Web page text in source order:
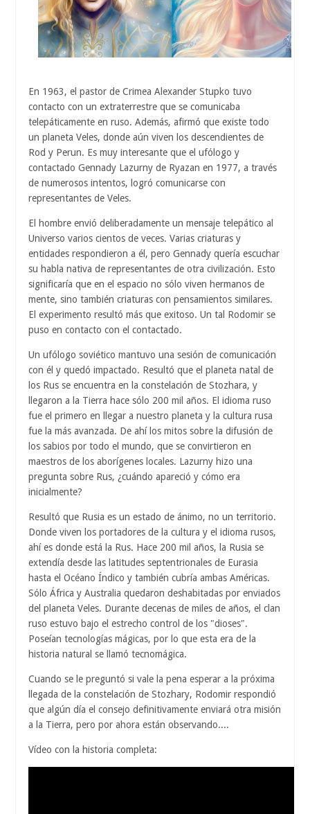
En 1963, el pastor de Crimea Alexander Stupko tuvo
contacto con un extraterrestre que se comunicaba
telepáticamente en ruso. Además, afirmó que existe todo
un planeta Veles, donde aún viven los descendientes de
Rod y Perun. Es muy interesante que el ufólogo y
contactado Gennady Lazurny de Ryazan en 1977, a través
de numerosos intentos, logró comunicarse con
representantes de Veles.
El hombre envió deliberadamente un mensaje telepático al
Universo varios cientos de veces. Varias criaturas y
entidades respondieron a él, pero Gennady quería escuchar
su habla nativa de representantes de otra civilización. Esto
significaría que en el espacio no sólo viven hermanos de
mente, sino también criaturas con pensamientos similares.
El experimento resultó más que exitoso. Un tal Rodomir se
puso en contacto con el contactado.
Un ufólogo soviético mantuvo una sesión de comunicación
con él y quedó impactado. Resultó que el planeta natal de
los Rus se encuentra en la constelación de Stozhara, y
llegaron a la Tierra hace sólo 200 mil años. El idioma ruso
fue el primero en llegar a nuestro planeta y la cultura rusa
fue la más avanzada. De ahí los mitos sobre la difusión de
los sabios por todo el mundo, que se convirtieron en
maestros de los aborígenes locales. Lazurny hizo una
pregunta sobre Rus, ¿cuándo apareció y cómo era
inicialmente?
Resultó que Rusia es un estado de ánimo, no un territorio.
Donde viven los portadores de la cultura y el idioma rusos,
ahí es donde está la Rus. Hace 200 mil años, la Rusia se
extendía desde las latitudes septentrionales de Eurasia
hasta el Océano Índico y también cubría ambas Américas.
Sólo África y Australia quedaron deshabitadas por enviados
del planeta Veles. Durante decenas de miles de años, el clan
ruso estuvo bajo el estrecho control de los "dioses".
Poseían tecnologías mágicas, por lo que esta era de la
historia natural se llamó tecnomágica.
Cuando se le preguntó si vale la pena esperar a la próxima
llegada de la constelación de Stozhary, Rodomir respondió
que algún día el consejo definitivamente enviará otra misión
a la Tierra, pero por ahora están observando....
Vídeo con la historia completa: